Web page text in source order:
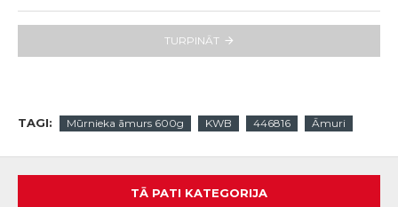
TURPINĀT
TAGI: Mūrnieka āmurs 600g KWB 446816 Āmuri
TĀ PATI KATEGORIJA